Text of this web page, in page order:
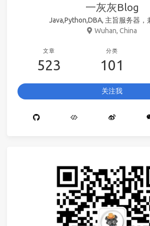
一灰灰Blog
Java,Python,DBA, 主旨服务器，
Wuhan, China
文章
523
分类
101
关注我